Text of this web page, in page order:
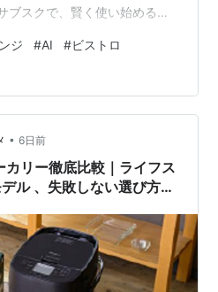
ブスクで、賢く使い始める主
ろがる「今日、何作ろう？」
る。冷蔵庫にある食材を伝え
のシェフに。 スマホ連携で簡
中にスマホでレシピを選ん
！ おまかせ調理で簡単下ごし
たら、あとは…
ジ #AI #ビストロ
• 6日前
リー徹底比較｜ライフス
ル 、失敗しない選び方、